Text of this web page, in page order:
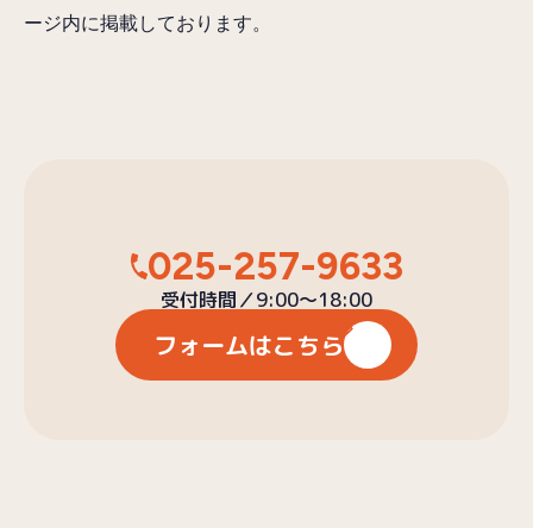
ージ内に掲載しております。
025-257-9633
受付時間／9:00〜18:00
フォームはこちら